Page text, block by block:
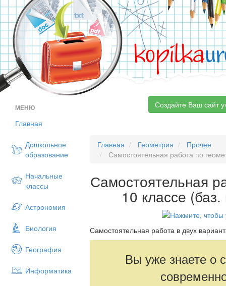
kopilka
МЕНЮ
Главная
Дошкольное
образование
Начальные
классы
Астрономия
Биология
География
Информатика
Создайте Ваш сайт
Главная Геометрия
Прочее
Самостоятельная работа по
Самостоятельная
10 классе
Самостоятельная работа в двух
Вы уже знаете о